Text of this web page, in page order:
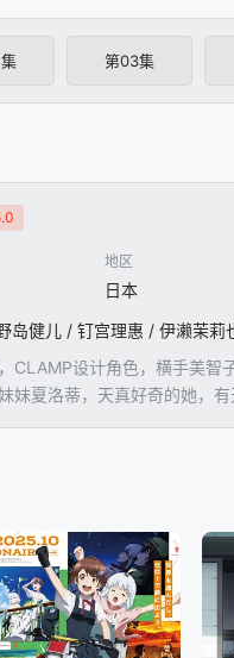
第03集
地区
日本
CLAMP设计角色，横手美
妹夏洛蒂，天真好奇的她，